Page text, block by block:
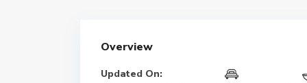
Overview
Updated On: